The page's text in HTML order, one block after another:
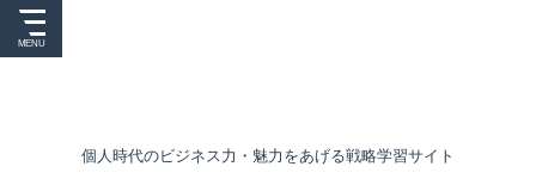
個人時代のビジネス力・魅力をあげる戦略学習サイト